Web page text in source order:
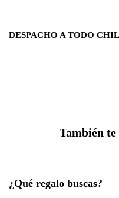
DESPACHO A TODO
También
¿Qué regalo buscas?